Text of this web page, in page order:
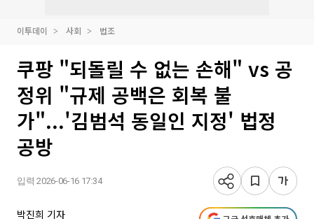
이투데이 사회 법조
쿠팡 "되돌릴 수 없는 손해" vs 공
정위 "규제 공백은 회복 불
가"...'김범석 동일인 지정' 법정
공방
입력 2026-06-16 17:34
박진희 기자